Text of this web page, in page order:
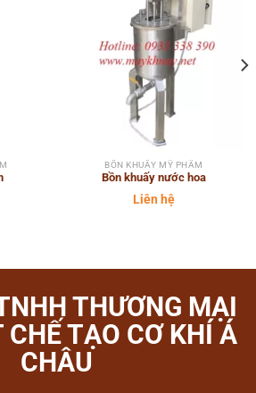
BỒN KHUẤY MỸ PHẨM
Bồn khuấy nước hoa
Liên hệ
THƯƠNG MẠI
CHẾ TẠO CƠ KHÍ Á
CHÂU